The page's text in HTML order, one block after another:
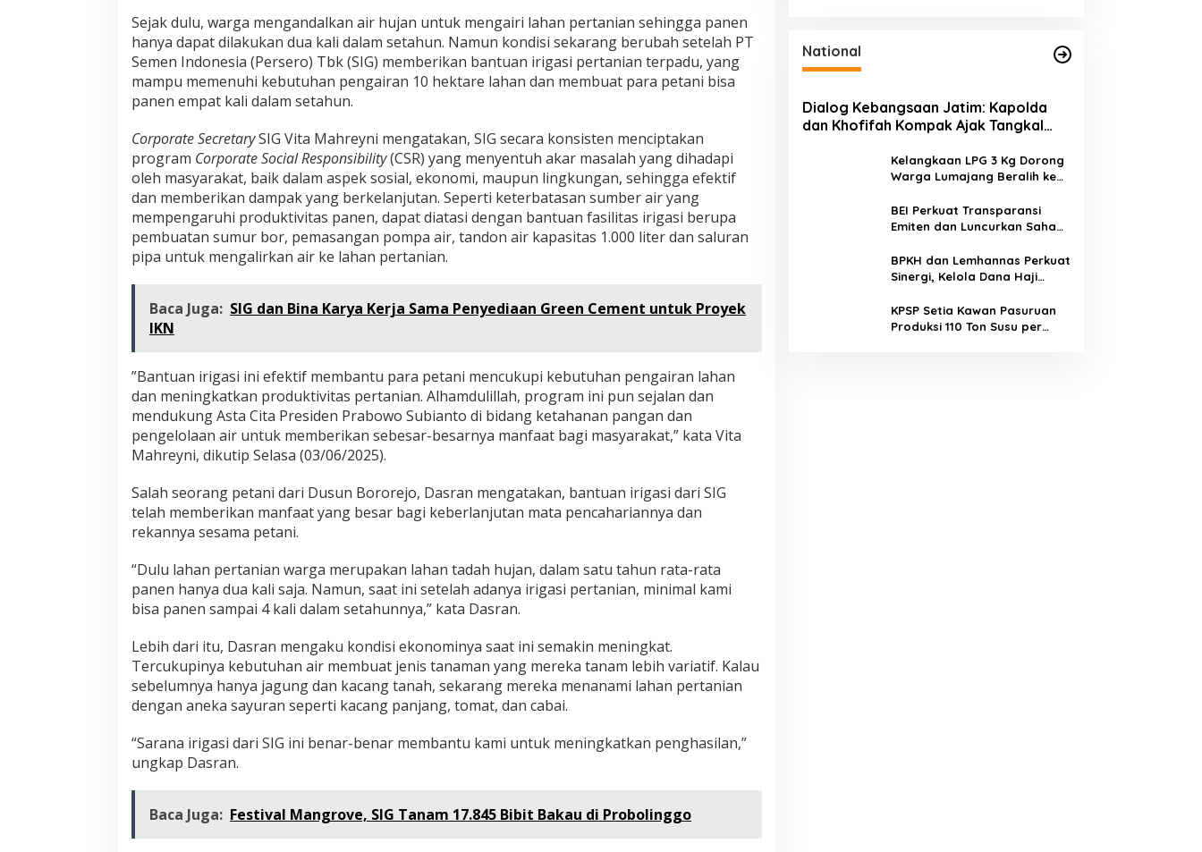
Sejak dulu, warga mengandalkan air hujan untuk mengairi lahan pertanian sehingga panen
hanya dapat dilakukan dua kali dalam setahun. Namun kondisi sekarang berubah setelah PT
Semen Indonesia (Persero) Tbk (SIG) memberikan bantuan irigasi pertanian terpadu, yang
mampu memenuhi kebutuhan pengairan 10 hektare lahan dan membuat para petani bisa
panen empat kali dalam setahun.
Corporate SecretarySIG Vita Mahreyni mengatakan, SIG secara konsisten menciptakan
program Corporate Social Responsibility(CSR) yang menyentuh akar masalah yang dihadapi
oleh masyarakat, baik dalam aspek sosial, ekonomi, maupun lingkungan, sehingga efektif
dan memberikan dampak yang berkelanjutan. Seperti keterbatasan sumber air yang
mempengaruhi produktivitas panen, dapat diatasi dengan bantuan fasilitas irigasi berupa
pembuatan sumur bor, pemasangan pompa air, tandon air kapasitas 1.000 liter dan saluran
pipa untuk mengalirkan air ke lahan pertanian.
Baca Juga: SIG dan Bina Karya Kerja Sama Penyediaan Green Cement untuk Proyek
IKN
”Bantuan irigasi ini efektif membantu para petani mencukupi kebutuhan pengairan lahan
dan meningkatkan produktivitas pertanian. Alhamdulillah, program ini pun sejalan dan
mendukung Asta Cita Presiden Prabowo Subianto di bidang ketahanan pangan dan
pengelolaan air untuk memberikan sebesar-besarnya manfaat bagi masyarakat,” kata Vita
Mahreyni, dikutip Selasa (03/06/2025).
Salah seorang petani dari Dusun Bororejo, Dasran mengatakan, bantuan irigasi dari SIG
telah memberikan manfaat yang besar bagi keberlanjutan mata pencahariannya dan
rekannya sesama petani.
“Dulu lahan pertanian warga merupakan lahan tadah hujan, dalam satu tahun rata-rata
panen hanya dua kali saja. Namun, saat ini setelah adanya irigasi pertanian, minimal kami
bisa panen sampai 4 kali dalam setahunnya,” kata Dasran.
Lebih dari itu, Dasran mengaku kondisi ekonominya saat ini semakin meningkat.
Tercukupinya kebutuhan air membuat jenis tanaman yang mereka tanam lebih variatif. Kalau
sebelumnya hanya jagung dan kacang tanah, sekarang mereka menanami lahan pertanian
dengan aneka sayuran seperti kacang panjang, tomat, dan cabai.
“Sarana irigasi dari SIG ini benar-benar membantu kami untuk meningkatkan penghasilan,”
ungkap Dasran.
Baca Juga: Festival Mangrove, SIG Tanam 17.845 Bibit Bakau di Probolinggo
National
Dialog Kebangsaan Jatim: Kapolda
dan Khofifah Kompak Ajak Tangkal
Kelangkaan LPG 3 Kg Dorong
Warga Lumajang Beralih ke
Terjamin dan Pembayaran
Makin Mudah
BEI Perkuat Transparansi
Emiten dan Luncurkan Saham
0,64 Persen
BPKH dan Lemhannas Perkuat
Sinergi, Kelola Dana Haji
Kelola Berkelanjutan
KPSP Setia Kawan Pasuruan
Produksi 110 Ton Susu per